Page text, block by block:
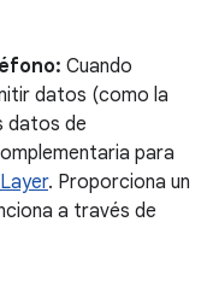
Cuando
datos (como la
datos de
para
. Proporciona un
a través de